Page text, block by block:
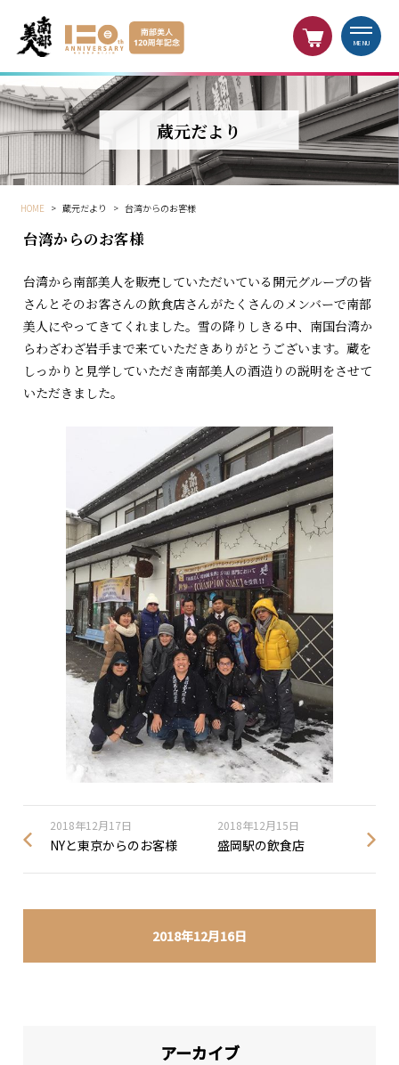
MENU
蔵元だより
HOME > 蔵元だより > 台湾からのお客様
2018年12月16日
台湾からのお客様
台湾から南部美人を販売していただいている開元グループの皆
さんとそのお客さんの飲食店さんがたくさんのメンバーで南部
美人にやってきてくれました。雪の降りしきる中、南国台湾か
らわざわざ岩手まで来ていただきありがとうございます。蔵を
しっかりと見学していただき南部美人の酒造りの説明をさせて
いただきました。
2018年12月17日
NYと東京からのお客様
2018年12月15日
盛岡駅の飲食店
アーカイブ